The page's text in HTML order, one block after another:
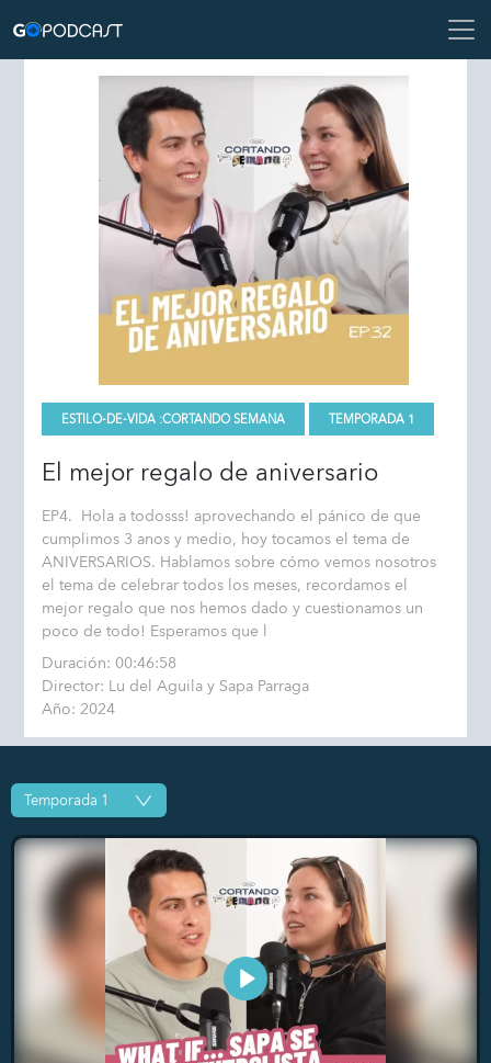
ESTILO-DE-VIDA :CORTANDO SEMANA TEMPORADA 1
El mejor regalo de aniversario
EP4. Hola a todosss! aprovechando el pánico de que
cumplimos 3 anos y medio, hoy tocamos el tema de
ANIVERSARIOS. Hablamos sobre cómo vemos nosotros
el tema de celebrar todos los meses, recordamos el
mejor regalo que nos hemos dado y cuestionamos un
poco de todo! Esperamos que l
Duración: 00:46:58
Director: Lu del Aguila y Sapa Parraga
Año: 2024